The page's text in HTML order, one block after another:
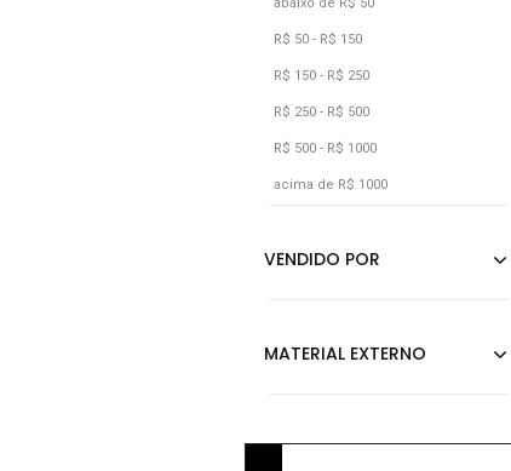
R$ 50 - R$ 150
R$ 150 - R$ 250
R$ 250 - R$ 500
R$ 500 - R$ 1000
acima de R$ 1000